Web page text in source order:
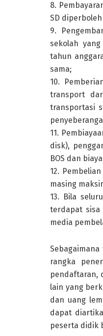
8.
SD
9.
sekolah
tahun
sama;
10.
transport
transportasi
11.
disk),
BOS dan
12.
masing
13. Bila
terdapat sisa
media
rangka
pendaftaran,
lain yang
dan uang
dapat
peserta didik